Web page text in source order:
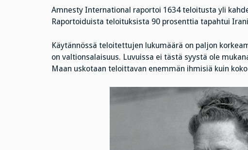
Amnesty International raportoi 1634 teloitusta yli
Raportoiduista teloituksista 90 prosenttia tapahtui
Käytännössä teloitettujen lukumäärä on paljon
on valtionsalaisuus. Luvuissa ei tästä syystä ole
Maan uskotaan teloittavan enemmän ihmisiä kuin